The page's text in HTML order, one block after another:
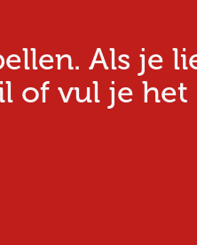
Als je
of vul je